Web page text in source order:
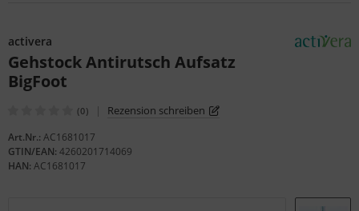
activera
Gehstock Antirutsch Aufsatz
BigFoot
(0) | Rezension schreiben
Art.Nr.: AC1681017
GTIN/EAN: 4260201714069
HAN: AC1681017